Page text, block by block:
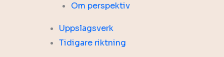
Om perspektiv
Uppslagsverk
Tidigare riktning